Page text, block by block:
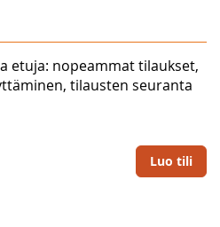
etuja: nopeammat tilaukset,
tilausten seuranta
Luo tili